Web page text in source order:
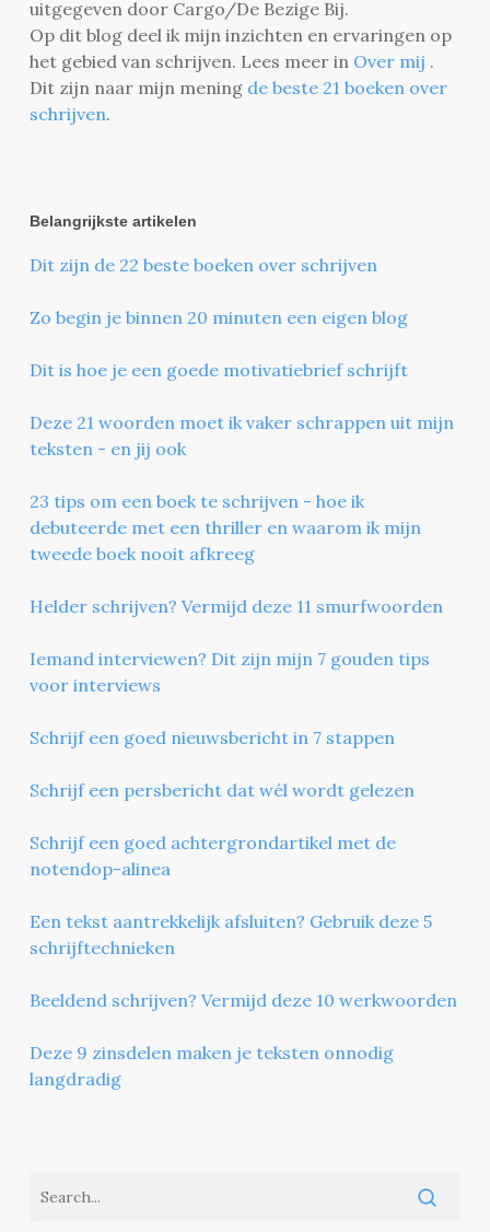
uitgegeven door Cargo/De Bezige Bij.
Op dit blog deel ik mijn inzichten en ervaringen op
het gebied van schrijven. Lees meer in Over mij .
Dit zijn naar mijn mening de beste 21 boeken over
schrijven.
Belangrijkste artikelen
Dit zijn de 22 beste boeken over schrijven
Zo begin je binnen 20 minuten een eigen blog
Dit is hoe je een goede motivatiebrief schrijft
Deze 21 woorden moet ik vaker schrappen uit mijn
teksten - en jij ook
23 tips om een boek te schrijven - hoe ik
debuteerde met een thriller en waarom ik mijn
tweede boek nooit afkreeg
Helder schrijven? Vermijd deze 11 smurfwoorden
Iemand interviewen? Dit zijn mijn 7 gouden tips
voor interviews
Schrijf een goed nieuwsbericht in 7 stappen
Schrijf een persbericht dat wél wordt gelezen
Schrijf een goed achtergrondartikel met de
notendop-alinea
Een tekst aantrekkelijk afsluiten? Gebruik deze 5
schrijftechnieken
Beeldend schrijven? Vermijd deze 10 werkwoorden
Deze 9 zinsdelen maken je teksten onnodig
langdradig